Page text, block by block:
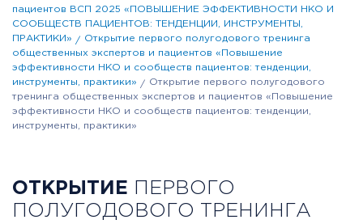
пациентов ВСП 2025 «ПОВЫШЕНИЕ ЭФФЕКТИВНОСТИ НКО И
СООБЩЕСТВ ПАЦИЕНТОВ: ТЕНДЕНЦИИ, ИНСТРУМЕНТЫ,
ПРАКТИКИ»
Открытие первого полугодового тренинга
общественных экспертов и пациентов «Повышение
эффективности НКО и сообществ пациентов: тенденции,
инструменты, практики»
Открытие первого полугодового
тренинга общественных экспертов и пациентов «Повышение
эффективности НКО и сообществ пациентов: тенденции,
инструменты, практики»
ОТКРЫТИЕ ПЕРВОГО
ПОЛУГОДОВОГО ТРЕНИНГА